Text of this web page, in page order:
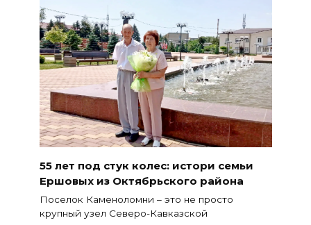
55 лет под стук колес: истори семьи
Ершовых из Октябрьского района
Поселок Каменоломни – это не просто
крупный узел Северо-Кавказской